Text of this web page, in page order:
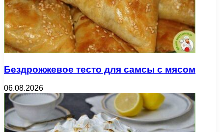
Бездрожжевое тесто для самсы с мясом
06.08.2026